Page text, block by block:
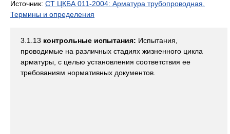
Источник: СТ ЦКБА 011-2004: Арматура трубопроводная.
Термины и определения
3.1.13 контрольные испытания: Испытания,
проводимые на различных стадиях жизненного цикла
арматуры, с целью установления соответствия ее
требованиям нормативных документов.